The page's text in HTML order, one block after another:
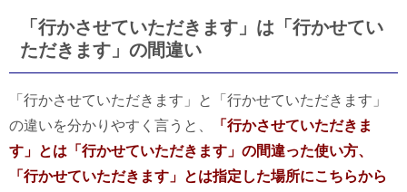
「行かさせていただきます」は「行かせてい
ただきます」の間違い
「行かさせていただきます」と「行かせていただきます」
の違いを分かりやすく言うと、
「行かさせていただきま
す」とは「行かせていただきます」の間違った使い方、
「行かせていただきます」とは指定した場所にこちらから